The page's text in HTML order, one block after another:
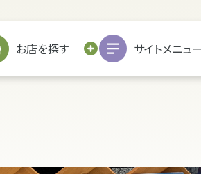
お店を探す サイトメニュー
サイトメニューを見る 総合
お近くのお店を探す 総合